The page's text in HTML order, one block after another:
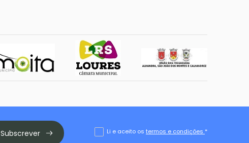
Subscrever Li e aceito os termos e condições *